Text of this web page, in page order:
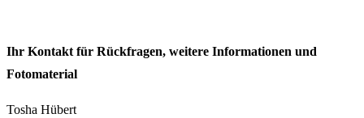
Ihr Kontakt für Rückfragen, weitere Informationen und
Fotomaterial
Tosha Hübert